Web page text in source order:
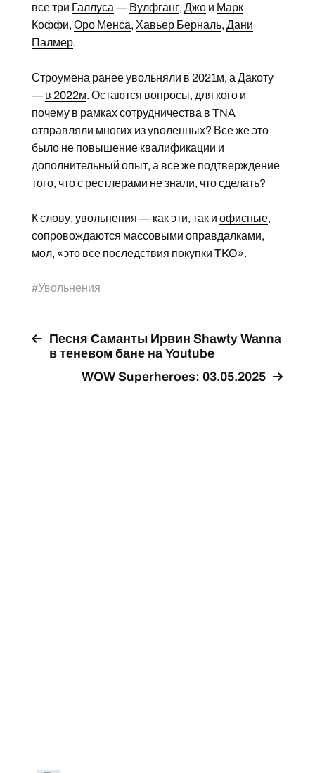
все три Галлуса — Вулфганг, Джои Марк
Коффи, Оро Менса, Хавьер Берналь, Дани
Палмер.
Строумена ранееувольняли в 2021м, а Дакоту
— в 2022м. Остаются вопросы, для кого и
почему в рамках сотрудничества в TNA
отправляли многих из уволенных? Все же это
было не повышение квалификации и
дополнительный опыт, а все же подтверждение
того, что с рестлерами не знали, что сделать?
К слову, увольнения — как эти, так и офисные,
сопровождаются массовыми оправдалками,
мол, «это все последствия покупки TKO».
#Увольнения
Песня Саманты Ирвин Shawty Wanna
в теневом бане на Youtube
WOW Superheroes: 03.05.2025